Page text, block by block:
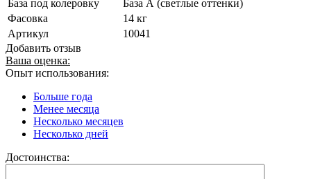
База под колеровку
База А (светлые оттенки)
Фасовка
14 кг
Артикул
10041
Добавить отзыв
Ваша оценка:
Опыт использования:
Больше года
Менее месяца
Несколько месяцев
Несколько дней
Достоинства: